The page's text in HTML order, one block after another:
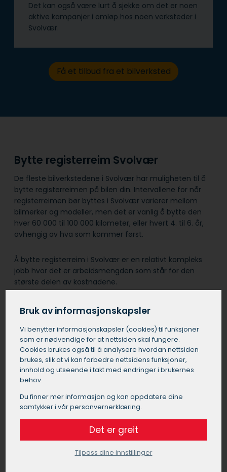
Det kan også være lurt å sjekke om det er noen
aktive kampanjer i omløp hos noen verksteder i
Svolvær.
Få et tilbud fra et bilverksted
Bytte registerreim Svolvær
De fleste bilverkstedene i Svolvær har muligheten til å
bytte registerreimen på bilen din. Intervallene for når
registerreimen bør byttes i Svolvær varierer mellom
bilmerker og modeller, men det er vanlig å bytte den
hver 60 000 til 100 000 kilometer, eller hvert 4. til 6. år,
avhengig av hva som kommer først.
Å bytte registerreim i Svolvær er en relativt kompleks
jobb hvor det er arbeidsmengden som står for den
største delen av kostnadene.
Samtidig med registerreimbyttet i Svolvær, anbefales
det ofte å bytte løpehjul, strammehjul og vannpumpe
for å spare arbeidskostnader i fremtiden.
Det er viktig å velge et pålitelig verksted i Svolvær for
denne jobben, da feil montering kan føre til alvorlige
motorproblemer.
Bytte registerreim pris Svolvær
Prisen for å bytte registerreim i Svolvær kan
modell og motortype. Generelt kan du forvente
Bruk av informasjonskapsler
Vi benytter informasjons­kapsler (cookies) til funksjoner
som er nødvendige for at nettsiden skal fungere.
Cookies brukes også til å analysere hvordan nettsiden
brukes, slik at vi kan forbedre nettsidens funksjoner,
innhold og utseende i takt med endringer i brukernes
behov.
Du finner mer informasjon og kan oppdatere dine
samtykker i vår personvernerklæring.
Det er greit
Tilpass dine innstillinger